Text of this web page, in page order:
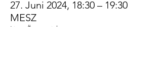
27. Juni 2024, 18:30 – 19:30
MESZ
Linz, Österreich